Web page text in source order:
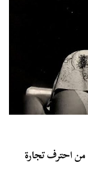
من احترف تجارة